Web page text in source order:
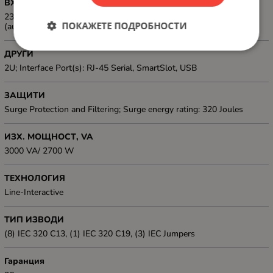
ВХ. НАПРЕЖЕНИЕ, V
230 V (conf igurable to 220 or 240 V nominal), 50/60 Hz +/- 3 Hz
(auto sensing)
ДРУГИ
2U; Interface Port(s): RJ-45 Serial, SmartSlot, USB
ЗАЩИТИ
Surge Protection and Filtering; Surge energy rating: 320 Joules
ИЗХ. МОЩНОСТ, VA
3000 VA/ 2700 W
ТЕХНОЛОГИЯ
Line-Interactive
ТИП ИЗВОДИ
(8) IEC 320 C13, (1) IEC 320 C19, (3) IEC Jumpers
Гаранция
ПОКАЖЕТЕ ПОДРОБНОСТИ